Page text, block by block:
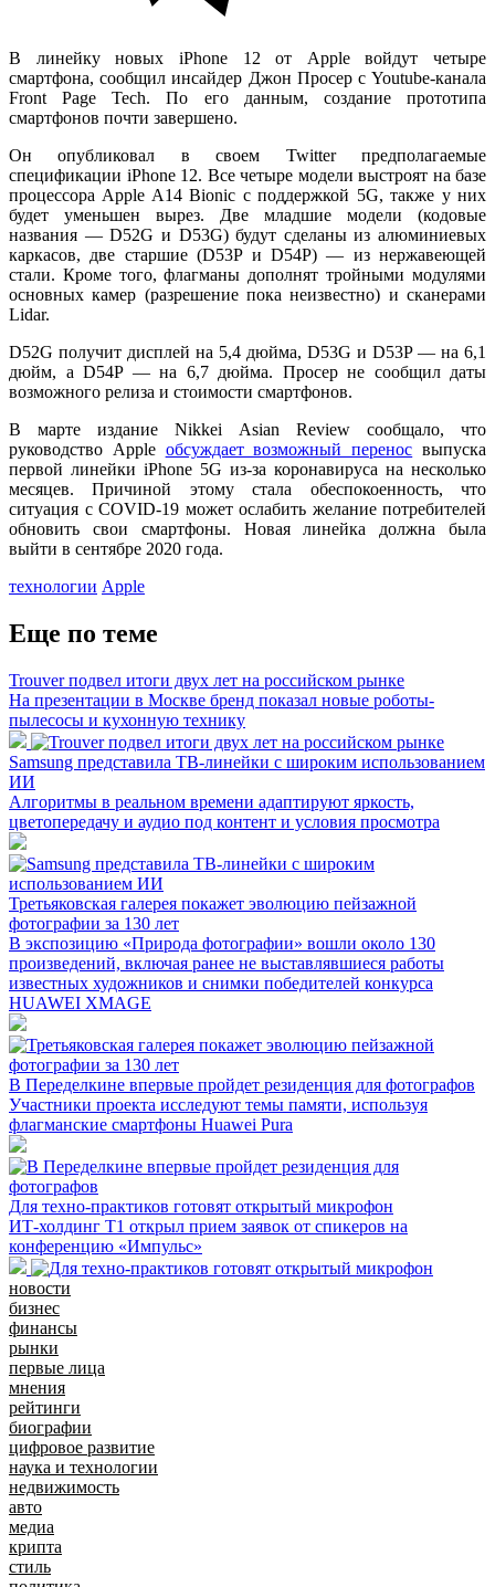
В линейку новых iPhone 12 от Apple войдут четыре
смартфона, сообщил инсайдер Джон Просер с Youtube-канала
Front Page Tech. По его данным, создание прототипа
смартфонов почти завершено.
Он опубликовал в своем Twitter предполагаемые
спецификации iPhone 12. Все четыре модели выстроят на базе
процессора Apple A14 Bionic с поддержкой 5G, также у них
будет уменьшен вырез. Две младшие модели (кодовые
названия — D52G и D53G) будут сделаны из алюминиевых
каркасов, две старшие (D53P и D54P) — из нержавеющей
стали. Кроме того, флагманы дополнят тройными модулями
основных камер (разрешение пока неизвестно) и сканерами
Lidar.
D52G получит дисплей на 5,4 дюйма, D53G и D53P — на 6,1
дюйм, а D54P — на 6,7 дюйма. Просер не сообщил даты
возможного релиза и стоимости смартфонов.
В марте издание Nikkei Asian Review сообщало, что
руководство Apple обсуждает возможный перенос выпуска
первой линейки iPhone 5G из-за коронавируса на несколько
месяцев. Причиной этому стала обеспокоенность, что
ситуация с COVID-19 может ослабить желание потребителей
обновить свои смартфоны. Новая линейка должна была
выйти в сентябре 2020 года.
технологии Apple
Еще по теме
Trouver подвел итоги двух лет на российском рынке
На презентации в Москве бренд показал новые роботы-
пылесосы и кухонную технику
Samsung представила ТВ-линейки с широким использованием
ИИ
Алгоритмы в реальном времени адаптируют яркость,
цветопередачу и аудио под контент и условия просмотра
Третьяковская галерея покажет эволюцию пейзажной
фотографии за 130 лет
В экспозицию «Природа фотографии» вошли около 130
произведений, включая ранее не выставлявшиеся работы
известных художников и снимки победителей конкурса
HUAWEI XMAGE
В Переделкине впервые пройдет резиденция для фотографов
Участники проекта исследуют темы памяти, используя
флагманские смартфоны Huawei Pura
Для техно-практиков готовят открытый микрофон
ИТ-холдинг Т1 открыл прием заявок от спикеров на
конференцию «Импульс»
новости
бизнес
финансы
рынки
первые лица
мнения
рейтинги
биографии
цифровое развитие
наука и технологии
недвижимость
авто
медиа
крипта
стиль